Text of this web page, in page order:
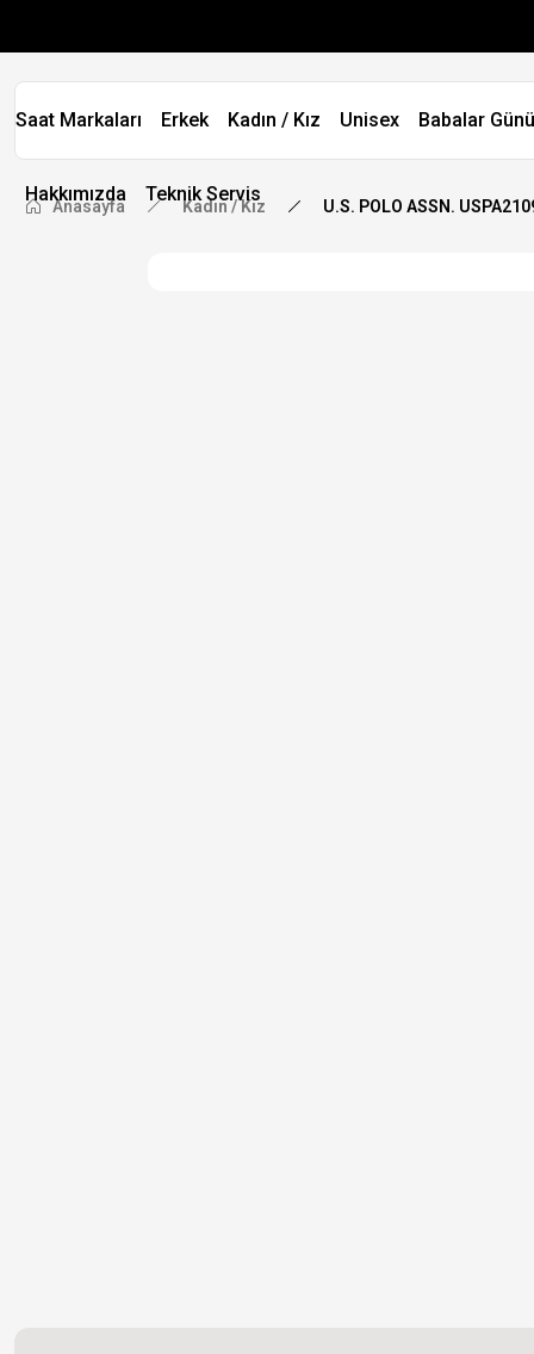
Saat Markaları Erkek Kadın / Kız Unisex Babalar
Hakkımızda Teknik Servis
Anasayfa Kadın / Kız U.S. POLO ASSN.